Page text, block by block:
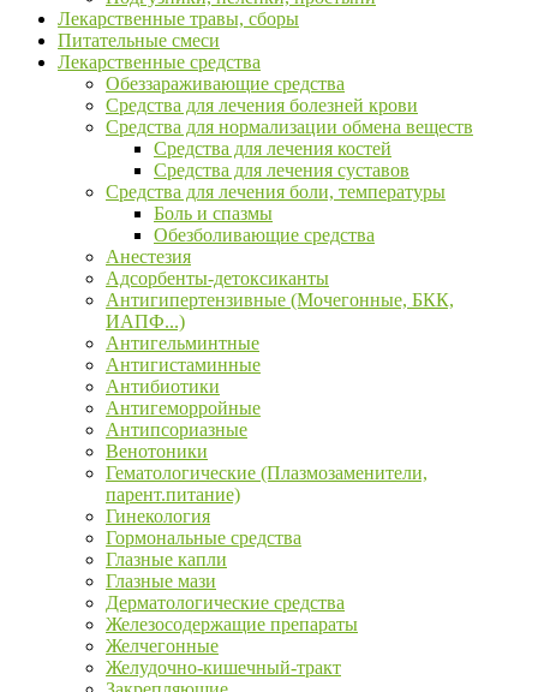
Лекарственные травы, сборы
Питательные смеси
Лекарственные средства
Обеззараживающие средства
Средства для лечения болезней крови
Средства для нормализации обмена веществ
Средства для лечения костей
Средства для лечения суставов
Средства для лечения боли, температуры
Боль и спазмы
Обезболивающие средства
Анестезия
Адсорбенты-детоксиканты
Антигипертензивные (Мочегонные, БКК,
ИАПФ...)
Антигельминтные
Антигистаминные
Антибиотики
Антигеморройные
Антипсориазные
Венотоники
Гематологические (Плазмозаменители,
парент.питание)
Гинекология
Гормональные средства
Глазные капли
Глазные мази
Дерматологические средства
Железосодержащие препараты
Желчегонные
Желудочно-кишечный-тракт